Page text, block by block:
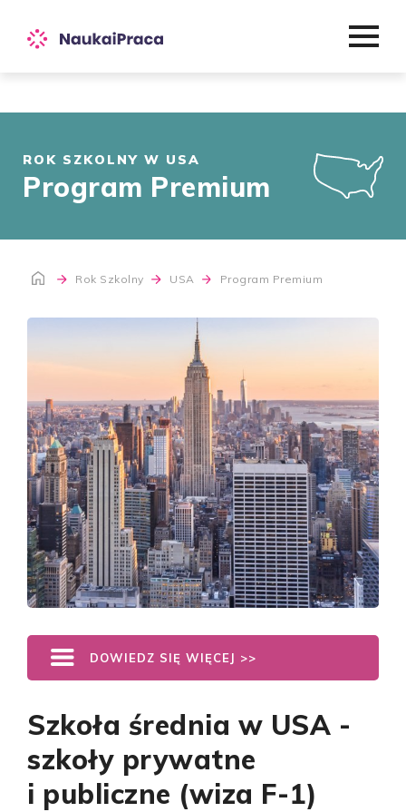
ROK SZKOLNY W USA
Program Premium
Rok Szkolny USA Program Premium
DOWIEDZ SIĘ WIĘCEJ >>
Szkoła średnia w USA -
szkoły prywatne
i publiczne (wiza F-1)